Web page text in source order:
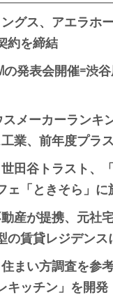
グス、アエラホ
約を締結
の発表会開催=渋
メーカーランキ
業、前年度プラ
田谷トラスト、
ェ「ときそら」に
産が提携、元社
の賃貸レジデンス
まい方調査を参
キッチン」を開発